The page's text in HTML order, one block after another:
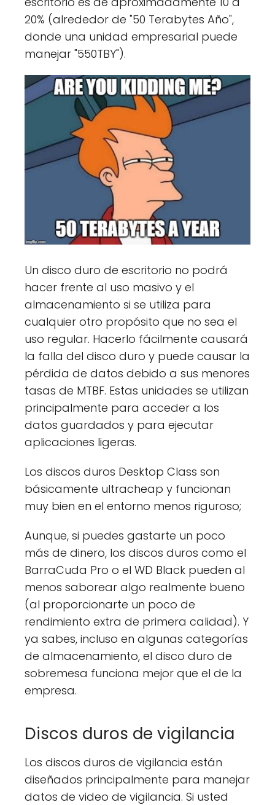
20% (alrededor de "50 Terabytes Año",
donde una unidad empresarial puede
manejar "550TBY").
Un disco duro de escritorio no podrá
hacer frente al uso masivo y el
almacenamiento si se utiliza para
cualquier otro propósito que no sea el
uso regular. Hacerlo fácilmente causará
la falla del disco duro y puede causar la
pérdida de datos debido a sus menores
tasas de MTBF. Estas unidades se utilizan
principalmente para acceder a los
datos guardados y para ejecutar
aplicaciones ligeras.
Los discos duros Desktop Class son
básicamente ultracheap y funcionan
muy bien en el entorno menos riguroso;
Aunque, si puedes gastarte un poco
más de dinero, los discos duros como el
BarraCuda Pro o el WD Black pueden al
menos saborear algo realmente bueno
(al proporcionarte un poco de
rendimiento extra de primera calidad). Y
ya sabes, incluso en algunas categorías
de almacenamiento, el disco duro de
sobremesa funciona mejor que el de la
empresa.
Discos duros de vigilancia
Los discos duros de vigilancia están
diseñados principalmente para manejar
datos de video de vigilancia. Si usted